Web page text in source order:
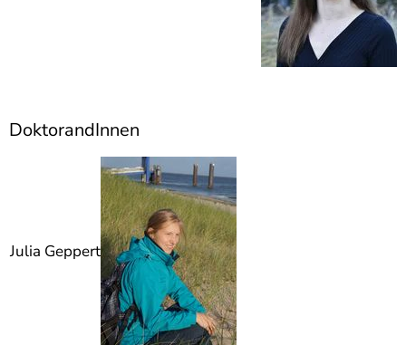
DoktorandInnen
Julia Geppert